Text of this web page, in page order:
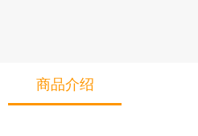
商品介绍